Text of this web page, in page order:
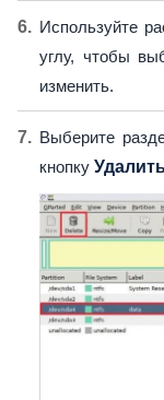
Используйте
углу, чтобы
изменить.
Выберите
кнопку